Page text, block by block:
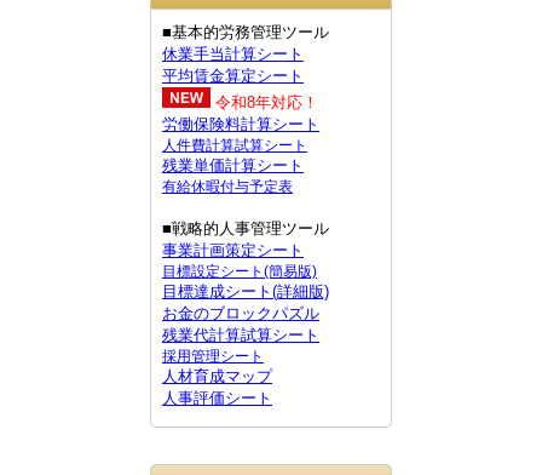
■基本的労務管理ツール
休業手当計算シート
平均賃金算定シート
令和8年対応！
労働保険料計算シート
人件費計算試算シート
残業単価計算シート
有給休暇付与予定表
■戦略的人事管理ツール
事業計画策定シート
目標設定シート(簡易版)
目標達成シート(詳細版)
お金のブロックパズル
残業代計算試算シート
採用管理シート
人材育成マップ
人事評価シート